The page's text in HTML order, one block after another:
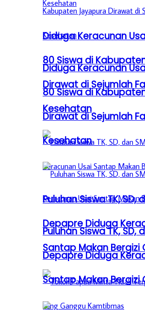
Diduga Keracunan
80 Siswa di
Dirawat di Sejumlah
Kesehatan
Puluhan Siswa TK, SD,
Depapre Diduga
Santap Makan Bergizi
Diduga Keracunan
80 Siswa di
Dirawat di Sejumlah
Kesehatan
Puluhan Siswa TK, SD,
Depapre Diduga
Santap Makan Bergizi